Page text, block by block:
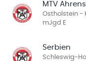
MTV
Ostholstein -
mJgd E
Serbien
Schleswig-